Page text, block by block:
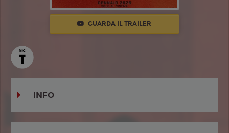
GUARDA IL TRAILER
INFO